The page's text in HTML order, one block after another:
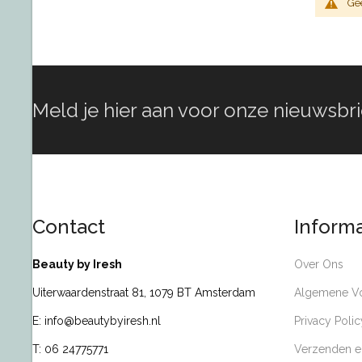
Meld je hier aan voor onze
Contact
Beauty by Iresh
Uiterwaardenstraat 81, 1079 BT Amsterdam
E: info@beautybyiresh.nl
T: 06 24775771
Over Ons
Algemene
Privacy
Verzenden